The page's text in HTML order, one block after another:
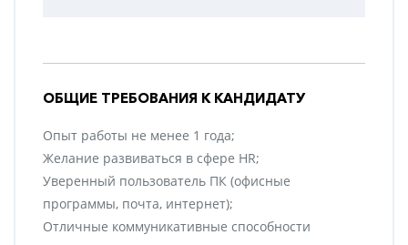
ОБЩИЕ ТРЕБОВАНИЯ К КАНДИДАТУ
Опыт работы не менее 1 года;
Желание развиваться в сфере HR;
Уверенный пользователь ПК (офисные
программы, почта, интернет);
Отличные коммуникативные способности